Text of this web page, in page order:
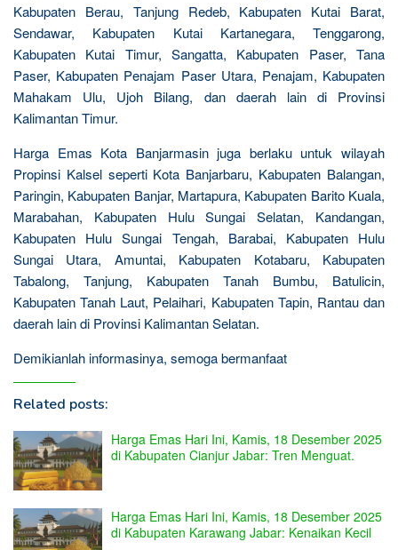
Kabupaten Berau, Tanjung Redeb, Kabupaten Kutai Barat,
Sendawar, Kabupaten Kutai Kartanegara, Tenggarong,
Kabupaten Kutai Timur, Sangatta, Kabupaten Paser, Tana
Paser, Kabupaten Penajam Paser Utara, Penajam, Kabupaten
Mahakam Ulu, Ujoh Bilang, dan daerah lain di Provinsi
Kalimantan Timur.
Harga Emas Kota Banjarmasin juga berlaku untuk wilayah
Propinsi Kalsel seperti Kota Banjarbaru, Kabupaten Balangan,
Paringin, Kabupaten Banjar, Martapura, Kabupaten Barito Kuala,
Marabahan, Kabupaten Hulu Sungai Selatan, Kandangan,
Kabupaten Hulu Sungai Tengah, Barabai, Kabupaten Hulu
Sungai Utara, Amuntai, Kabupaten Kotabaru, Kabupaten
Tabalong, Tanjung, Kabupaten Tanah Bumbu, Batulicin,
Kabupaten Tanah Laut, Pelaihari, Kabupaten Tapin, Rantau dan
daerah lain di Provinsi Kalimantan Selatan.
Demikianlah informasinya, semoga bermanfaat
Related posts:
Harga Emas Hari Ini, Kamis, 18 Desember 2025
di Kabupaten Cianjur Jabar: Tren Menguat.
Harga Emas Hari Ini, Kamis, 18 Desember 2025
di Kabupaten Karawang Jabar: Kenaikan Kecil